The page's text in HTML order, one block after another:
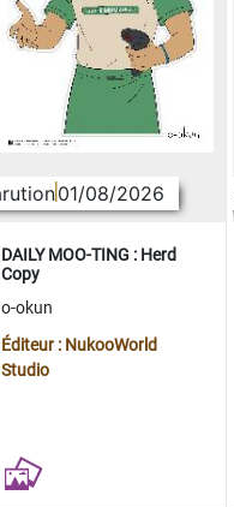
01/08/2026
DAILY MOO-TING : Herd
Copy
o-okun
Éditeur : NukooWorld
Studio